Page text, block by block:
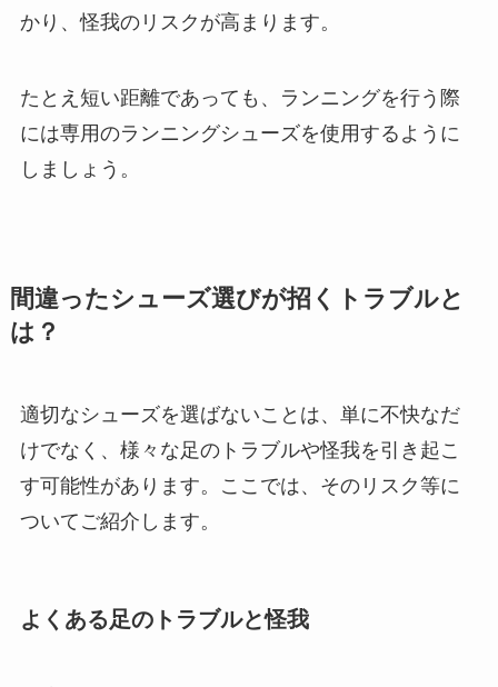
かり、怪我のリスクが高まります。
たとえ短い距離であっても、ランニングを行う際
には専用のランニングシューズを使用するように
しましょう。
間違ったシューズ選びが招くトラブルと
は？
適切なシューズを選ばないことは、単に不快なだ
けでなく、様々な足のトラブルや怪我を引き起こ
す可能性があります。ここでは、そのリスク等に
ついてご紹介します。
よくある足のトラブルと怪我